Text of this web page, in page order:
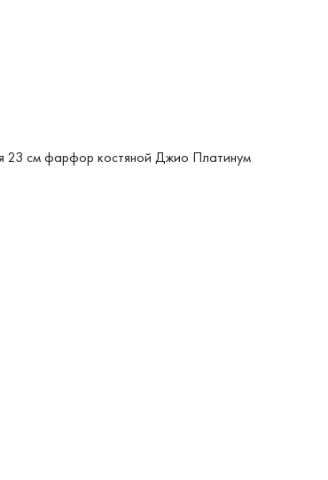
23 см фарфор костяной Джио Платинум